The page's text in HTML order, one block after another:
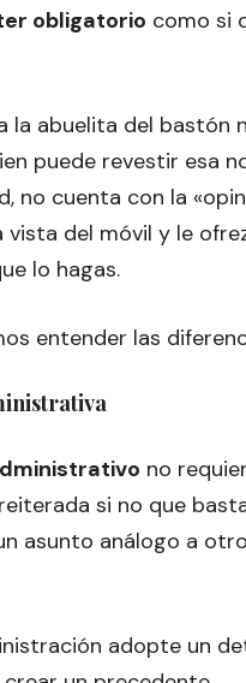
obligatorio como si
la abuelita del bastón
puede revestir esa
no cuenta con la
del móvil y le
lo hagas.
entender las
no
si no que
asunto análogo a
adopte un